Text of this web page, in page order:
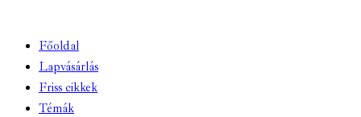
Főoldal
Lapvásárlás
Friss cikkek
Témák